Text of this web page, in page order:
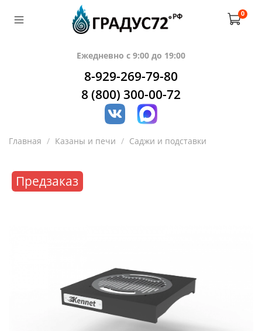
0
Ежедневно с 9:00 до 19:00
8-929-269-79-80
8 (800) 300-00-72
Главная Казаны и печи Саджи и подставки
Предзаказ